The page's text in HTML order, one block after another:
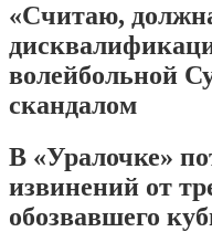
«Считаю,
волейбольной
скандалом
В «Уралочке»
извинений от
обозвавшего